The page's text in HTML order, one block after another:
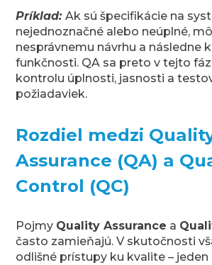
Príklad:Ak sú špecifikácie na
nejednoznačné alebo neúplné,
nesprávnemu návrhu a následne
funkčnosti. QA sa preto v tejto
kontrolu úplnosti, jasnosti a
požiadaviek.
Rozdiel medzi
Assurance (QA) a
Control (QC)
Pojmy Quality Assurance a
často zamieňajú. V skutočnosti
odlišné prístupy ku kvalite –